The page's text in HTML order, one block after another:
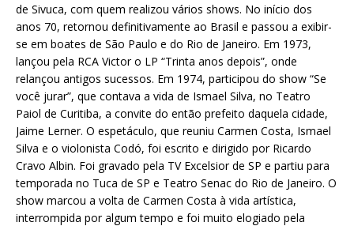
de Sivuca, com quem realizou vários shows. No início dos
anos 70, retornou definitivamente ao Brasil e passou a exibir-
se em boates de São Paulo e do Rio de Janeiro. Em 1973,
lançou pela RCA Victor o LP “Trinta anos depois”, onde
relançou antigos sucessos. Em 1974, participou do show “Se
você jurar”, que contava a vida de Ismael Silva, no Teatro
Paiol de Curitiba, a convite do então prefeito daquela cidade,
Jaime Lerner. O espetáculo, que reuniu Carmen Costa, Ismael
Silva e o violonista Codó, foi escrito e dirigido por Ricardo
Cravo Albin. Foi gravado pela TV Excelsior de SP e partiu para
temporada no Tuca de SP e Teatro Senac do Rio de Janeiro. O
show marcou a volta de Carmen Costa à vida artística,
interrompida por algum tempo e foi muito elogiado pela